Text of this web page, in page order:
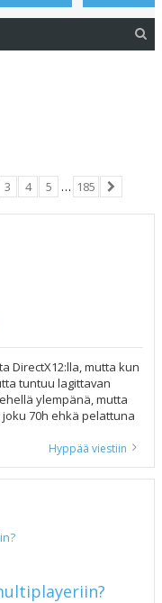
3 4 5 … 185
DirectX12:lla, mutta kun
tuntuu lagittavan
ylempänä, mutta
70h ehkä pelattuna
Hyppää viestiin